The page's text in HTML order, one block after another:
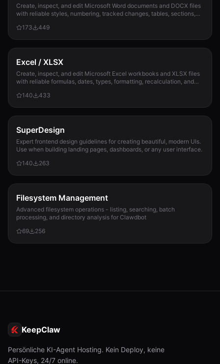
Create, inspect, and edit Microsoft Word documents and DOCX files
with reliable styles, numbering, tracked changes, tables, sections,
173
449
Excel / XLSX
Create, inspect, and edit Microsoft Excel workbooks and XLSX files
with reliable formulas, dates, types, formatting, recalculation, and
140
433
SuperDesign
Expert frontend design guidelines for creating beautiful, modern UIs.
Use when building landing pages, dashboards, or any user interface.
140
263
Filesystem Management
Advanced filesystem operations - listing, searching, batch
processing, and directory analysis for Clawdbot
69
256
KeepClaw
Persönliche KI-Agent Hosting. Kein Deploy, keine
API-Keys, 24/7 online.